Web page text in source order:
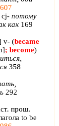
cj- потому
как 169
v- (became
; become)
358
292
прош.
to be